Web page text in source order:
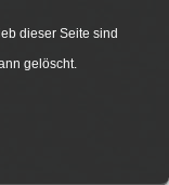
dieser Seite sind
gelöscht.